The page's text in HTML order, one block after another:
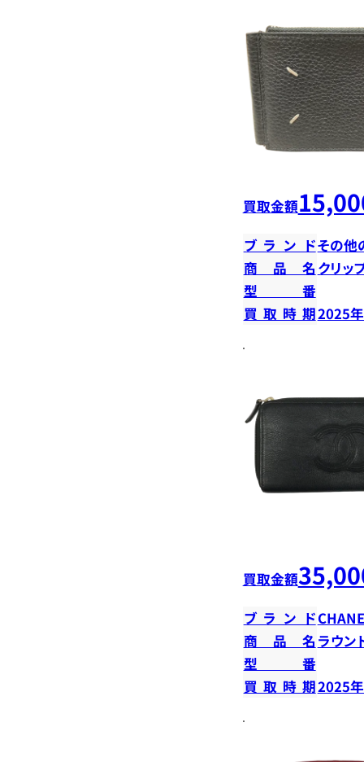
買取金額
ブランドその他
商品名 クリッ
型番
買取時期2025
買取金額
ブランド
商品名 ラウン
型番
買取時期2025